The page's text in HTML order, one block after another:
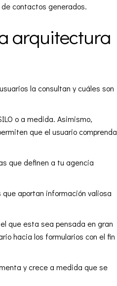
contactos generados.
arquitectura
la consultan y cuáles son
o a medida. Asimismo,
que el usuario comprenda
que definen a tu agencia
aportan información valiosa
que esta sea pensada en gran
hacia los formularios con el fin
y crece a medida que se